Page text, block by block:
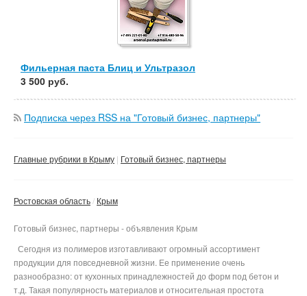
Применить Сбросить фильтр
Фильерная паста Блиц и Ультразол
3 500 руб.
Подписка через RSS на "Готовый бизнес, партнеры"
Главные рубрики в Крыму Готовый бизнес, партнеры
Ростовская область Крым
Готовый бизнес, партнеры - объявления Крым
Сегодня из полимеров изготавливают огромный ассортимент
продукции для повседневной жизни. Ее применение очень
разнообразно: от кухонных принадлежностей до форм под бетон и
т.д. Такая популярность материалов и относительная простота